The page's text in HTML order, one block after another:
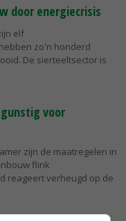
door energiecrisis
elf
zo'n honderd
De sierteeltsector is
voor
zijn de maatregelen in
flink
reageert verheugd op de